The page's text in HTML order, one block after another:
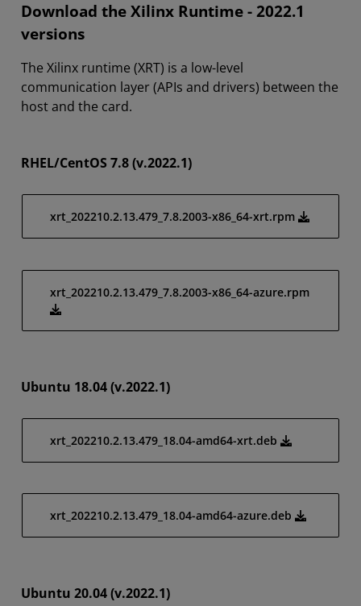
Download the Xilinx Runtime - 2022.1
versions
The Xilinx runtime (XRT) is a low-level
communication layer (APIs and drivers) between the
host and the card.
RHEL/CentOS 7.8 (v.2022.1)
xrt_202210.2.13.479_7.8.2003-x86_64-xrt.rpm
xrt_202210.2.13.479_7.8.2003-x86_64-azure.rpm
Ubuntu 18.04 (v.2022.1)
xrt_202210.2.13.479_18.04-amd64-xrt.deb
xrt_202210.2.13.479_18.04-amd64-azure.deb
Ubuntu 20.04 (v.2022.1)